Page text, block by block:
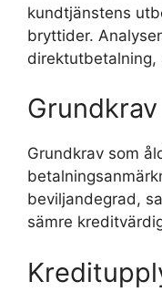
kundtjänstens
bryttider.
direktutbetalning,
Grundkrav
Grundkrav som
beviljandegrad,
sämre